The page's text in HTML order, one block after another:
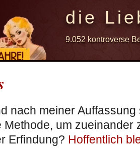
die
9.052 kontroverse
nach meiner
um zueinander
Erfindung? Hoffentlich